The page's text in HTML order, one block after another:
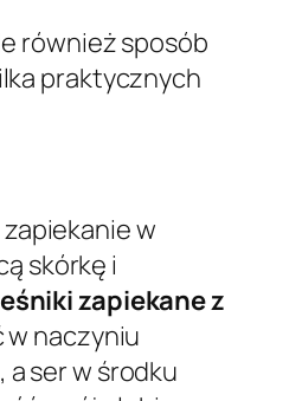
również sposób
praktycznych
w
skórkę i
zapiekane z
w naczyniu
ser w środku